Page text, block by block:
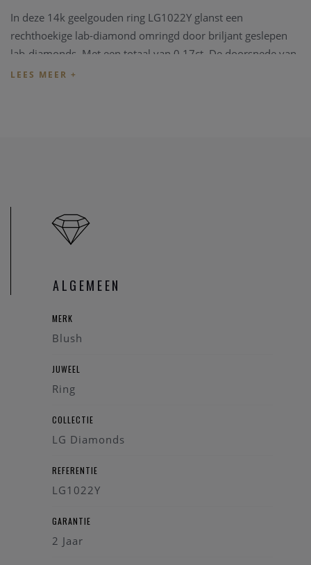
In deze 14k geelgouden ring LG1022Y glanst een
rechthoekige lab-diamond omringd door briljant geslepen
lab-diamonds. Met een totaal van 0.17ct. De doorsnede van
de ring is 1 mm. Draag hem alleen of in combinatie met
kunnen we juwelen uittekenen naar uw wens en smaak.
Heeft u verder vragen kan u steeds
op-den-Berg.ALGEMEEN
MERK
Blush
JUWEEL
Ring
COLLECTIE
LG Diamonds
REFERENTIE
LG1022Y
GARANTIE
2 Jaar